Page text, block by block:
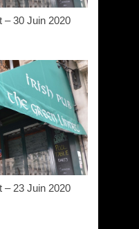
– 30 Juin 2020
– 23 Juin 2020